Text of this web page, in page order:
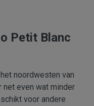
Petit Blanc
noordwesten van
net even wat minder
voor andere